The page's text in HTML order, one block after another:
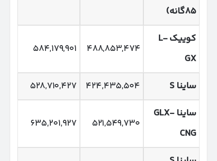
۸۵گانه)
کوییکL-
GX
۴۸۸,۸۵۳,۴۷۴ ۵۸۴,۱۷۹,۹۰۱
ساینا S ۴۲۴,۴۳۵,۵۰۴
۵۲۸,۷۱۰,۴۲۷
ساینا GLX-
CNG
۵۲۱,۵۴۹,۷۳۰ ۶۳۵,۲۰۱,۹۲۷